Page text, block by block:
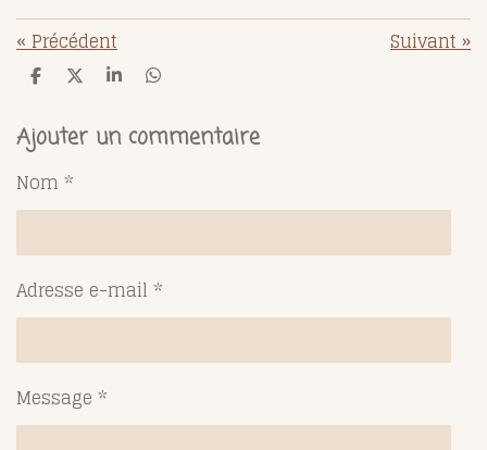
«Précédent Suivant»
P
t
a
e
r
P
t
a
r
P
t
a
r
P
t
a
r
Ajouter un commentaire
Nom *
Adresse e-mail *
Message *